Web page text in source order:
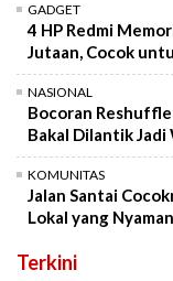
GADGET
4 HP Redmi
Jutaan, Cocok
NASIONAL
Bocoran
Bakal Dilantik Jadi
KOMUNITAS
Jalan Santai
Lokal yang
Terkini